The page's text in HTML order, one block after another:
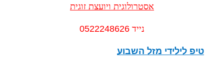
אסטרולוגית ויועצת זוגית
נייד 0522248626
טיפ לילידי מזל השבוע